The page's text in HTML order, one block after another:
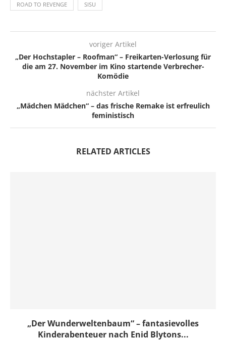
ROAD TO REVENGE SISU
voriger Artikel
„Der Hochstapler – Roofman“ – Freikarten-Verlosung für
die am 27. November im Kino startende Verbrecher-
Komödie
nächster Artikel
„Mädchen Mädchen“ – das frische Remake ist erfreulich
feministisch
RELATED ARTICLES
„Der Wunderweltenbaum“ – fantasievolles
Kinderabenteuer nach Enid Blytons...